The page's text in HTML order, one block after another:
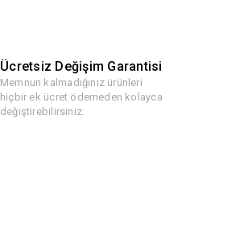
Ücretsiz Değişim Garantisi
Memnun kalmadığınız ürünleri
hiçbir ek ücret ödemeden kolayca
değiştirebilirsiniz.